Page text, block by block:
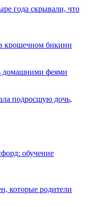
года скрывали, что
крошечном бикини
феями
подросшую дочь,
обучение
которые родители